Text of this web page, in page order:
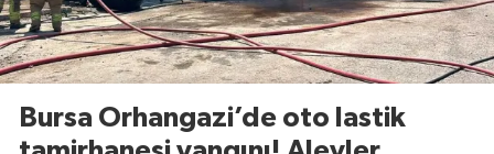
Bursa Orhangazi’de oto lastik